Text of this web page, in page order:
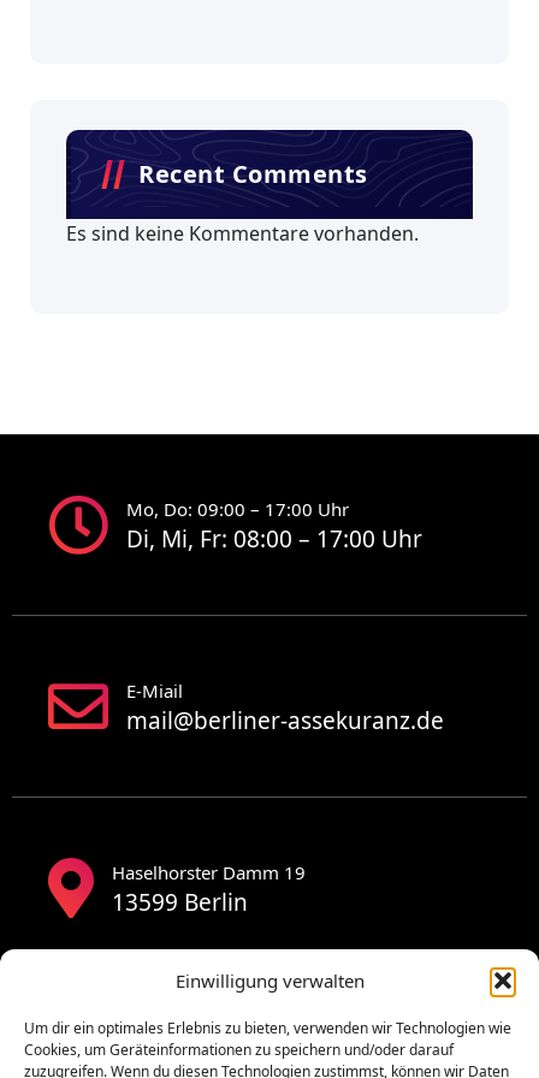
Einwilligung verwalten
Um dir ein optimales Erlebnis zu bieten, verwenden wir Technologien wie
Cookies, um Geräteinformationen zu speichern und/oder darauf
zuzugreifen. Wenn du diesen Technologien zustimmst, können wir Daten
Recent Comments
Es sind keine Kommentare vorhanden.
Mo, Do: 09:00 – 17:00 Uhr
Di, Mi, Fr: 08:00 – 17:00 Uhr
E-Miail
mail@berliner-assekuranz.de
Haselhorster Damm 19
13599 Berlin